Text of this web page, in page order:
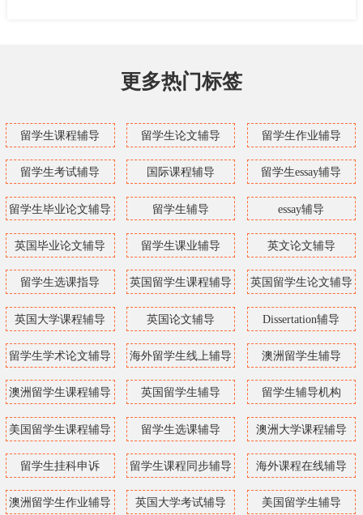
更多热门标签
留学生课程辅导 留学生论文辅导 留学生作业辅导
留学生考试辅导 国际课程辅导 留学生essay辅导
留学生毕业论文辅导 留学生辅导 essay辅导
英国毕业论文辅导 留学生课业辅导 英文论文辅导
留学生选课指导 英国留学生课程辅导 英国留学生论文辅导
英国大学课程辅导 英国论文辅导 Dissertation辅导
留学生学术论文辅导 海外留学生线上辅导 澳洲留学生辅导
澳洲留学生课程辅导 英国留学生辅导 留学生辅导机构
美国留学生课程辅导 留学生选课辅导 澳洲大学课程辅导
留学生挂科申诉 留学生课程同步辅导 海外课程在线辅导
澳洲留学生作业辅导 英国大学考试辅导 美国留学生辅导